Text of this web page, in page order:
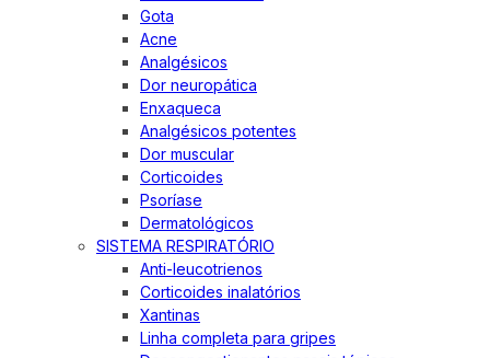
Gota
Acne
Analgésicos
Dor neuropática
Enxaqueca
Analgésicos potentes
Dor muscular
Corticoides
Psoríase
Dermatológicos
SISTEMA RESPIRATÓRIO
Anti-leucotrienos
Corticoides inalatórios
Xantinas
Linha completa para gripes